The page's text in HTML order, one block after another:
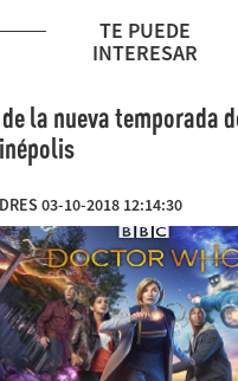
TE PUEDE
INTERESAR
la nueva temporada
03-10-2018 12:14:30